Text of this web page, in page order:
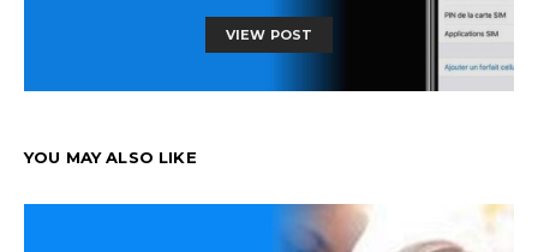
VIEW POST
YOU MAY ALSO LIKE